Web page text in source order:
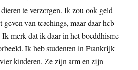
te verzorgen. Ik zou ook geld
van teachings, maar daar heb
merk dat ik daar in het boeddhisme
Ik heb studenten in Frankrijk
kinderen. Ze zijn arm en zijn